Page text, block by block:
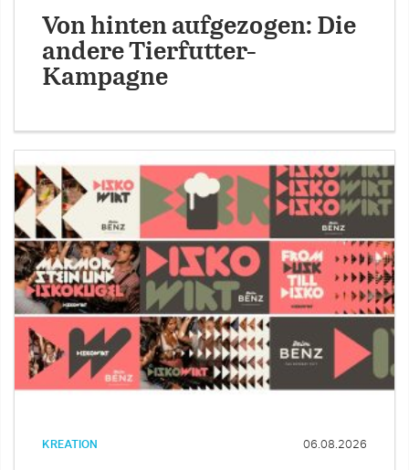
Von hinten aufgezogen: Die
andere Tierfutter-
Kampagne
KREATION 06.08.2026